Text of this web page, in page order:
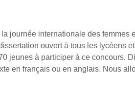
journée internationale des femmes
ouvert à tous les lycéens
jeunes à participer à ce concours.
en français ou en anglais. Nous